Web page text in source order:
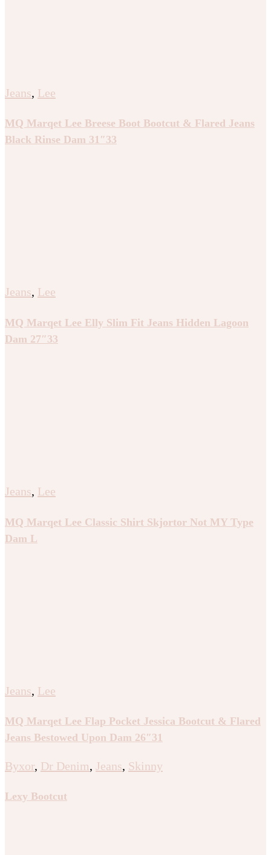
Jeans, Lee
MQ Marqet Lee Breese Boot Bootcut & Flared Jeans
Black Rinse Dam 31″33
Jeans, Lee
MQ Marqet Lee Elly Slim Fit Jeans Hidden Lagoon
Dam 27″33
Jeans, Lee
MQ Marqet Lee Classic Shirt Skjortor Not MY Type
Dam L
Jeans, Lee
MQ Marqet Lee Flap Pocket Jessica Bootcut & Flared
Jeans Bestowed Upon Dam 26″31
Byxor, Dr Denim, Jeans, Skinny
Lexy Bootcut